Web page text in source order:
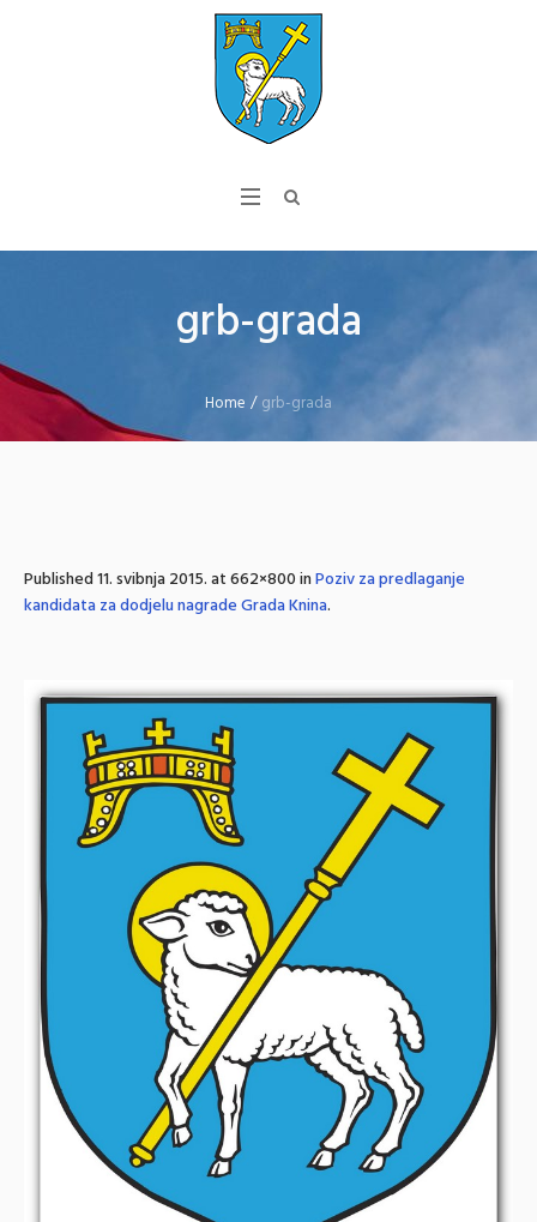
grb-grada
Home /grb-grada
Published11. svibnja 2015.at 662×800 inPoziv za predlaganje
kandidata za dodjelu nagrade Grada Knina.